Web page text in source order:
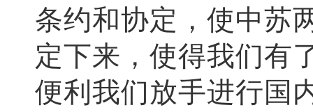
条约和协定，使中苏
定下来，使得我们有
便利我们放手进行国